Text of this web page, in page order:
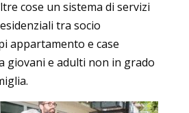
cose un sistema di servizi
tra socio
appartamento e case
giovani e adulti non in grado